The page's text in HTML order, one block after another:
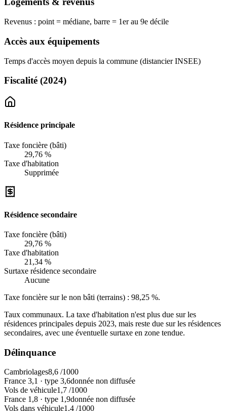
Revenus : point = médiane, barre = 1er au 9e décile
Accès aux équipements
Temps d'accès moyen depuis la commune (distancier INSEE)
Fiscalité (2024)
Résidence principale
Taxe foncière (bâti)
29,76 %
Taxe d'habitation
Supprimée
Résidence secondaire
Taxe foncière (bâti)
29,76 %
Taxe d'habitation
21,34 %
Surtaxe résidence secondaire
Aucune
Taxe foncière sur le non bâti (terrains) : 98,25 %.
Taux communaux. La taxe d'habitation n'est plus due sur les
résidences principales depuis 2023, mais reste due sur les résidences
secondaires, avec une éventuelle surtaxe en zone tendue.
Délinquance
Cambriolages8,6 /1000
France 3,1 · type 3,6donnée non diffusée
Vols de véhicule1,7 /1000
France 1,8 · type 1,9donnée non diffusée
Vols dans véhicule1,4 /1000